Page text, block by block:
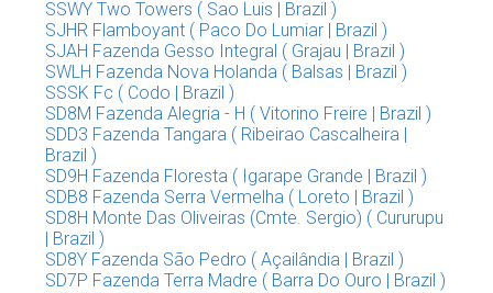
SSWY Two Towers ( Sao Luis | Brazil )
SJHR Flamboyant ( Paco Do Lumiar | Brazil )
SJAH Fazenda Gesso Integral ( Grajau | Brazil )
SWLH Fazenda Nova Holanda ( Balsas | Brazil )
SSSK Fc ( Codo | Brazil )
SD8M Fazenda Alegria - H ( Vitorino Freire | Brazil )
SDD3 Fazenda Tangara ( Ribeirao Cascalheira |
Brazil )
SD9H Fazenda Floresta ( Igarape Grande | Brazil )
SDB8 Fazenda Serra Vermelha ( Loreto | Brazil )
SD8H Monte Das Oliveiras (Cmte. Sergio) ( Cururupu
| Brazil )
SD8Y Fazenda São Pedro ( Açailândia | Brazil )
SD7P Fazenda Terra Madre ( Barra Do Ouro | Brazil )